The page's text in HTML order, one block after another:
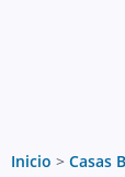
Inicio > Casas